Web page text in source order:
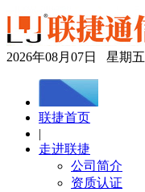
2026年08月07日 星期五
联捷首页
|
走进联捷
公司简介
资质认证